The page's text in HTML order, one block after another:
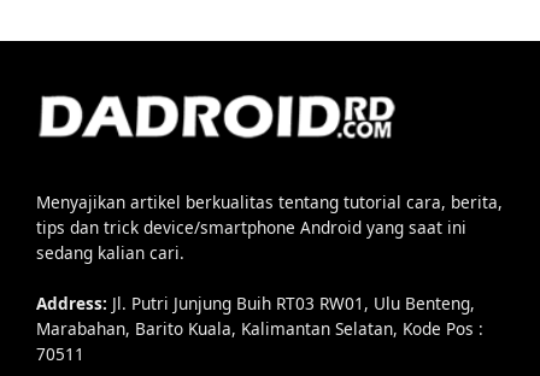
Menyajikan artikel berkualitas tentang tutorial cara, berita,
tips dan trick device/smartphone Android yang saat ini
sedang kalian cari.
Address: Jl. Putri Junjung Buih RT03 RW01, Ulu Benteng,
Marabahan, Barito Kuala, Kalimantan Selatan, Kode Pos :
70511